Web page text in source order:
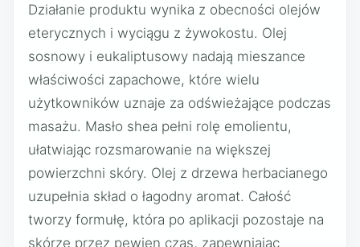
Działanie produktu wynika z obecności olejów
eterycznych i wyciągu z żywokostu. Olej
sosnowy i eukaliptusowy nadają mieszance
właściwości zapachowe, które wielu
użytkowników uznaje za odświeżające podczas
masażu. Masło shea pełni rolę emolientu,
ułatwiając rozsmarowanie na większej
powierzchni skóry. Olej z drzewa herbacianego
uzupełnia skład o łagodny aromat. Całość
tworzy formułę, która po aplikacji pozostaje na
skórze przez pewien czas, zapewniając